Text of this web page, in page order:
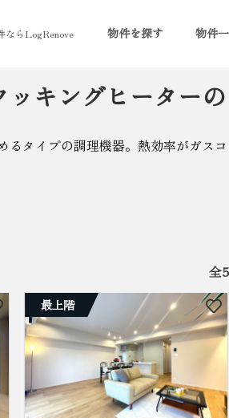
ならLogRenove 物件を探す 物件
キングヒーター
るタイプの調理機器。熱効率がガス
全
最上階